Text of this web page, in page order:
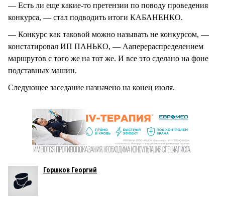
— Есть ли еще какие-то претензии по поводу проведения
конкурса, — стал подводить итоги КАБАНЕНКО.
— Конкурс как таковой можно называть не конкурсом, —
констатировал ИП ПАНЬКО, — Ааперераспределением
маршрутов с того же на тот же. И все это сделано на фоне
подставных машин.
Следующее заседание назначено на конец июля.
Горшков Георгий